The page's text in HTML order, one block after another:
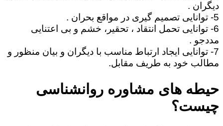
دیگران .
5- توانایی تصمیم گیری در مواقع بحران .
6- توانایی تحمل انتقاد ، تحقیر، خشم و بی اعتنایی
مددجو .
7- توانایی ایجاد ارتباط مناسب با دیگران و بیان منظور و
مطالب خود به طریف مقابل.
حیطه های مشاوره روانشناسی
چیست؟